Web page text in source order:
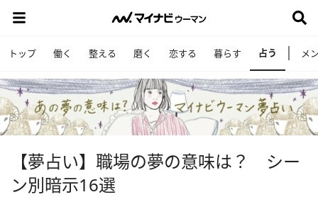
トップ 働く 整える 磨く 恋する 暮らす 占う メ
【夢占い】職場の夢の意味は？ シー
ン別暗示16選